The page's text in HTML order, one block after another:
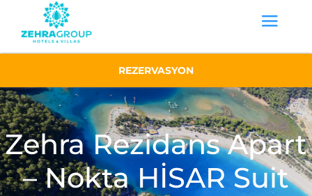
REZERVASYON
Zehra Rezidans Apart
– Nokta HİSAR Suit